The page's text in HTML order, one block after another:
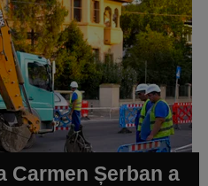
Carmen Șerban a